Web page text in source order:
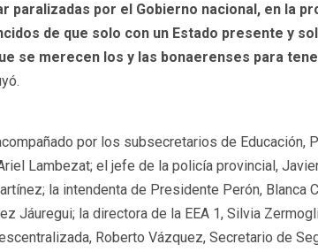
por el Gobierno nacional, en la
de que solo con un Estado presente y
se merecen los y las bonaerenses para
por los subsecretarios de Educación,
Lambezat; el jefe de la policía provincial,
la intendenta de Presidente Perón, Blanca
Jáuregui; la directora de la EEA 1, Silvia
Roberto Vázquez, Secretario de